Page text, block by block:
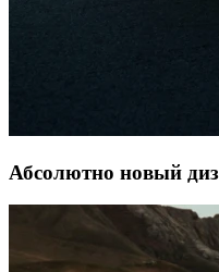
Абсолютно новый